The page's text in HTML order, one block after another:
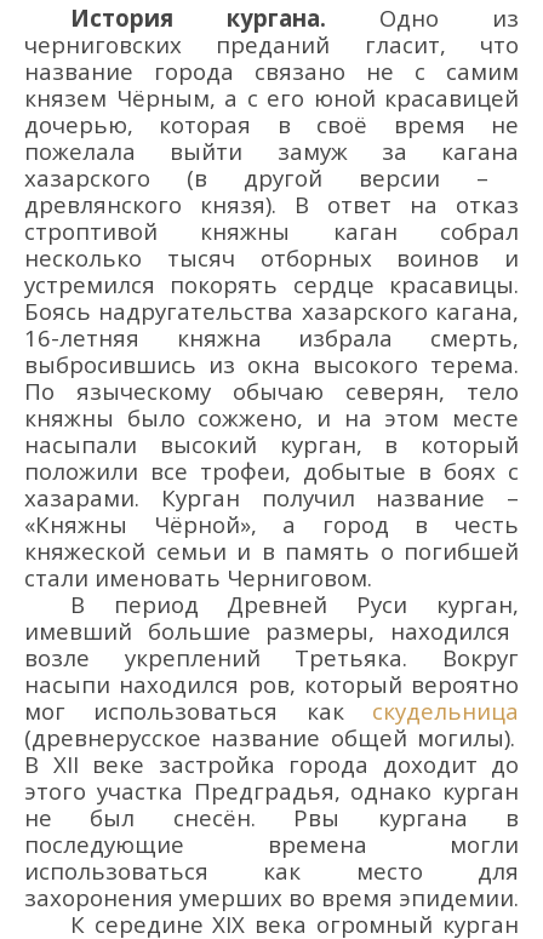
История кургана. Одно из
черниговских преданий гласит, что
название города связано не с самим
князем Чёрным, а с его юной красавицей
дочерью, которая в своё время не
пожелала выйти замуж за кагана
хазарского (в другой версии –
древлянского князя). В ответ на отказ
строптивой княжны каган собрал
несколько тысяч отборных воинов и
устремился покорять сердце красавицы.
Боясь надругательства хазарского кагана,
16-летняя княжна избрала смерть,
выбросившись из окна высокого терема.
По языческому обычаю северян, тело
княжны было сожжено, и на этом месте
насыпали высокий курган, в который
положили все трофеи, добытые в боях с
хазарами. Курган получил название –
«Княжны Чёрной», а город в честь
княжеской семьи и в память о погибшей
стали именовать Черниговом.
В период Древней Руси курган,
имевший большие размеры, находился
возле укреплений Третьяка. Вокруг
насыпи находился ров, который вероятно
мог использоваться как скудельница
(древнерусское название общей могилы).
В XII веке застройка города доходит до
этого участка Предградья, однако курган
не был снесён. Рвы кургана в
последующие времена могли
использоваться как место для
захоронения умерших во время эпидемии.
К середине XIX века огромный курган